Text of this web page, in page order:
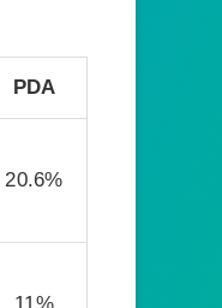
PDA
20.6%